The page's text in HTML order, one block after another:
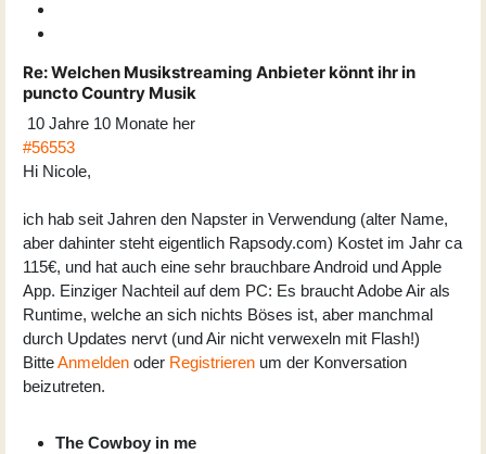
Re:Welchen Musikstreaming Anbieter könnt ihr in
puncto Country Musik
10 Jahre 10 Monate her
#56553
Hi Nicole,
ich hab seit Jahren den Napster in Verwendung (alter Name,
aber dahinter steht eigentlich Rapsody.com) Kostet im Jahr ca
115€, und hat auch eine sehr brauchbare Android und Apple
App. Einziger Nachteil auf dem PC: Es braucht Adobe Air als
Runtime, welche an sich nichts Böses ist, aber manchmal
durch Updates nervt (und Air nicht verwexeln mit Flash!)
BitteAnmelden oder Registrieren um der Konversation
beizutreten.
The Cowboy in me